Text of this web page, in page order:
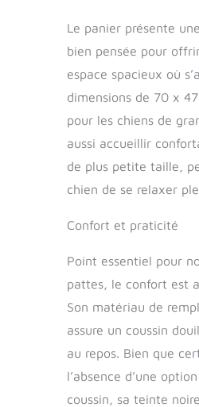
Le panier présente
bien pensée pour
espace spacieux où
dimensions de 70 x
pour les chiens de
aussi accueillir
de plus petite taille,
chien de se relaxer
Confort et praticité
Point essentiel pour
pattes, le confort est
Son matériau de
assure un coussin
au repos. Bien que
l’absence d’une
coussin, sa teinte